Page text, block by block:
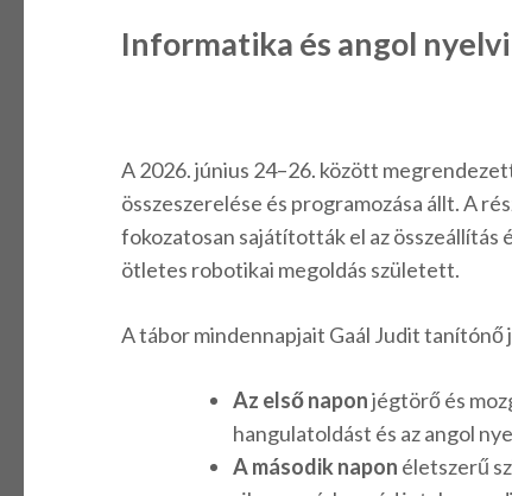
Informatika és angol
A 2026. június 24–26. között
összeszerelése és programozása állt. A
fokozatosan sajátították el az összeállítás
ötletes robotikai megoldás született.
A tábor mindennapjait Gaál Judit
Az első naponjégtörő és
hangulatoldást és az angol
A második napon életszerű